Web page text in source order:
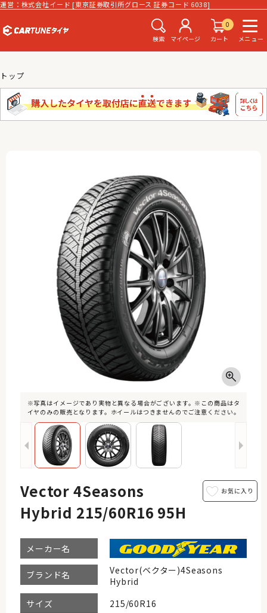
運営：株式会社イード [東京証券取引所グロース 証券コード 6038]
検索 マイページ
0
カート
メニュー
トップ
※写真はイメージであり実物と異なる場合がございます。※この商品はタ
イヤのみの販売となります。ホイールはつきませんのでご注意ください。
Vector 4Seasons
Hybrid 215/60R16 95H
メーカー名
ブランド名
Vector(ベクター)4Seasons
Hybrid
サイズ
215/60R16